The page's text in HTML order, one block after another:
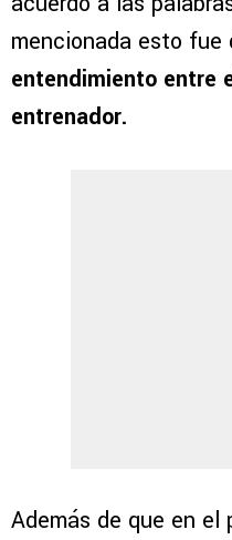
mencionada esto fue
entendimiento entre
entrenador.
Además de que en